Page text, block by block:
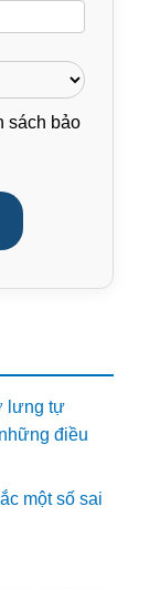
sách bảo
lưng tự
điều
một số sai